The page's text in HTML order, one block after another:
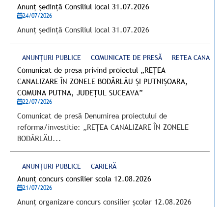
Anunț ședință Consiliul local 31.07.2026
24/07/2026
Anunț ședință Consiliul local 31.07.2026
ANUNȚURI PUBLICE COMUNICATE DE PRESĂ RETEA
Comunicat de presa privind proiectul „REȚEA
CANALIZARE ÎN ZONELE BODÂRLĂU ȘI PUTNIȘOARA,
COMUNA PUTNA, JUDEȚUL SUCEAVA”
22/07/2026
Comunicat de presă Denumirea proiectului de
reforma/investitie: „REȚEA CANALIZARE ÎN ZONELE
BODÂRLĂU...
ANUNȚURI PUBLICE CARIERĂ
Anunț concurs consilier scola 12.08.2026
21/07/2026
Anunț organizare concurs consilier școlar 12.08.2026